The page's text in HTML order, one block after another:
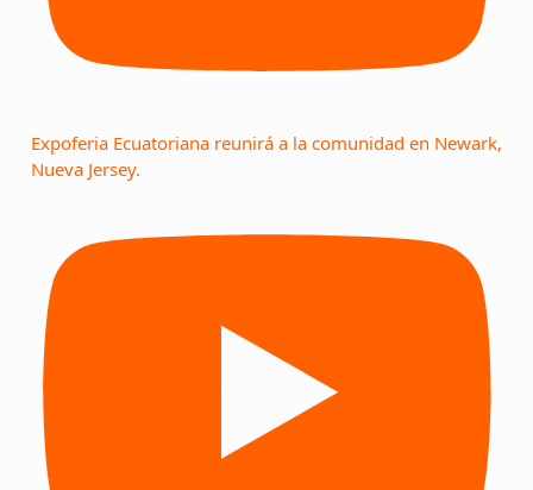
Expoferia Ecuatoriana reunirá a la comunidad en Newark,
Nueva Jersey.